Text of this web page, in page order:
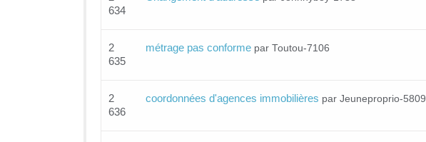
634
2
635
métrage pas conforme par Toutou-7106
2
636
coordonnées d'agences immobilières par Jeuneproprio-5809